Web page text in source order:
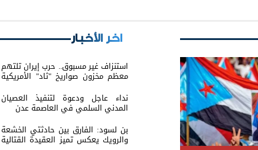
اخر الأخبار
استنزاف غير مسبوق.. حرب إيران تلتهم
معظم مخزون صواريخ "ثاد" الأمريكية
وتدق ناقوس الخطر داخل البنتاغون
نداء عاجل ودعوة لتنفيذ العصيان
المدني السلمي في العاصمة عدن
بن لسود: الفارق بين حادثتي الخشعة
والرويك يعكس تميز العقيدة القتالية